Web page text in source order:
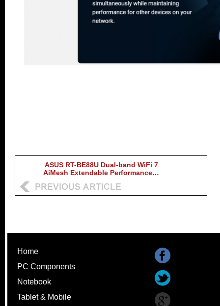
ASUS RT-BE88U Dual-band WiFi 7
AiMesh Extendable Performance…
Home
PC Components
Notebook
Tablet & Mobile